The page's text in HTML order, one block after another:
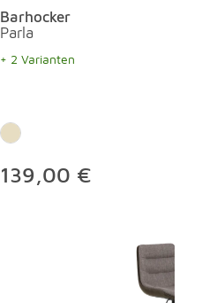
Barhocker
Parla
+ 2 Varianten
139,00 €